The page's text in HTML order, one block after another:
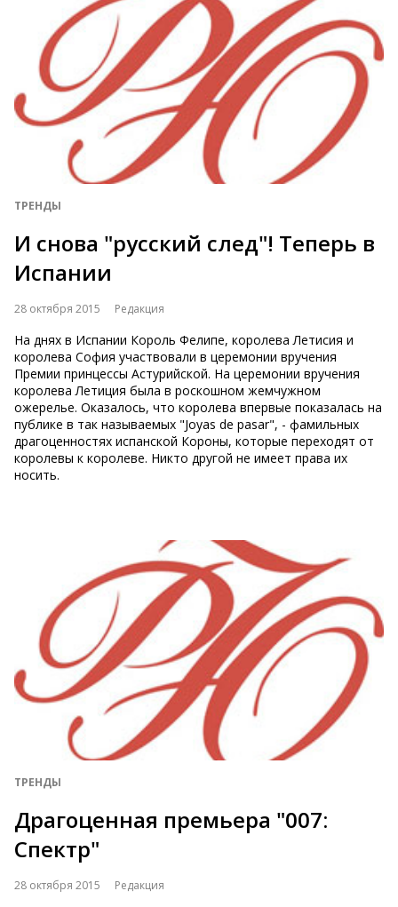
ТРЕНДЫ
И снова "русский след"! Теперь в
Испании
28 октября 2015 Редакция
На днях в Испании Король Фелипе, королева Летисия и
королева София участвовали в церемонии вручения
Премии принцессы Астурийской. На церемонии вручения
королева Летиция была в роскошном жемчужном
ожерелье. Оказалось, что королева впервые показалась на
публике в так называемых "Joyas de pasar", - фамильных
драгоценностях испанской Короны, которые переходят от
королевы к королеве. Никто другой не имеет права их
носить.
ТРЕНДЫ
Драгоценная премьера "007:
Спектр"
28 октября 2015 Редакция